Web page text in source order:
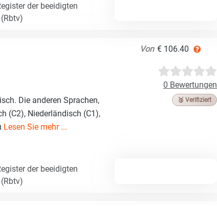
der beeidigten
Von € 106.40
0 Bewertungen
🥉 Verifiziert
Die anderen Sprachen,
(C2), Niederländisch (C1),
Lesen Sie mehr ...
der beeidigten